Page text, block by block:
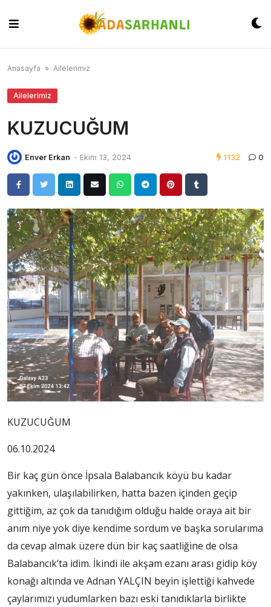
content
Anasayfa » Ailelerimiz
Ailelerimiz
KUZUCUĞUM
Enver Erkan - Ekim 13, 2024 1132 0
KUZUCUĞUM
06.10.2024
Bir kaç gün önce İpsala Balabancık köyü bu kadar
yakınken, ulaşılabilirken, hatta bazen içinden geçip
gittiğim, az çok da tanıdığım olduğu halde oraya ait bir
anım niye yok diye kendime sordum ve başka sorularıma
da cevap almak üzere dün bir kaç saatliğine de olsa
Balabancık’ta idim. İkindi ile akşam ezanı arası gidip köy
konağı altında ve Adnan YALÇIN beyin işlettiği kahvede
çaylarımızı yudumlarken bazı eski tanıdıklarla birlikte